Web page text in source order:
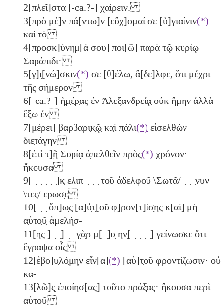
2[πλεῖ]στα [-ca.?-] χαίρειν.
3[πρὸ μὲ]ν πά[ντω]ν [εὔχ]ομαί σε [ὑ]γιαίνιν(*)
καὶ τὸ
4[προσκ]ύνημ[ά σου] ποι[ῶ] παρὰ τῷ κυρίῳ
Σαράπιδι·
5[γ]ι̣[νώ]σκιν(*) σε [θ]έλω, ἄ[δε]λφε, ὅτι μέχρι
τῆς σήμερον
6[-ca.?-] ἡ̣μ̣έ̣ρ̣ας ἐν Ἀλεξανδρείᾳ̣ οὐκ ἤμην ἀλλὰ
ἔξω ἐν
7[μέρει] βαρβαρι̣κ̣ῷ̣ κα̣ὶ π̣άλι(*) εἰσελθὼν
διε̣τάγην
8[ἐπὶ τ]ῇ Συρίᾳ ἀ̣πελθεῖν πρὸς(*) χρόνον·
ἤκουσα
9[ ̣ ̣ ̣ ̣ ̣]κ̣ ελιπ ̣ ̣ ̣ τοῦ ἀδελφοῦ \Σωτᾶ/ ̣ ̣ ̣νυν
\τες/ ερωσ̣ε̣
10[ ̣ ̣ ὅπ]ω̣ς̣ [α]ὐ̣τ̣[οῦ φ]ρον[τ]ίσ̣ῃς κ[αὶ] μὴ
α̣ὐτο̣ῦ̣ ἀμελήσ-
11[ῃς ] ̣ ̣] ̣ ̣ γ̣ὰ̣ρ μ[ ̣]υ̣ ην̣[ ̣ ̣ ̣ ̣] γείνωσκε ὅτι
ἔγραψα οἷς
12[ἐβο]υ̣λό̣μη̣ν εἵν[α](*) [αὐ]τ̣οῦ φροντίζωσιν· οὐ
κα-
13[λῶ]ς̣ ἐποίησ[ας] τοῦτο πράξας· ἤκουσα περὶ
αὐτοῦ